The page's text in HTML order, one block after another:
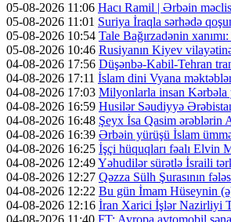
05-08-2026 11:06 Hacı Ramil | Ərbəin
05-08-2026 11:01 Suriya İraqla sərhədə
05-08-2026 10:54 Tale Bağırzadənin
05-08-2026 10:46 Rusiyanın Kiyev
04-08-2026 17:56 Düşənbə-Kabil-Tehran
04-08-2026 17:11 İslam dini Vyana
04-08-2026 17:03 Milyonlarla insan Kərbəla
04-08-2026 16:59 Husilər Səudiyyə
04-08-2026 16:48 Şeyx İsa Qasim ərəblərin
04-08-2026 16:39 Ərbəin yürüşü İslam
04-08-2026 16:25 İşçi hüquqları fəalı Elvin
04-08-2026 12:49Yəhudilər sürətlə İsraili
04-08-2026 12:27 Qəzza Sülh Şurasının
04-08-2026 12:22 Bu gün İmam Hüseynin
04-08-2026 12:16 İran Xarici İşlər Nazirliyi